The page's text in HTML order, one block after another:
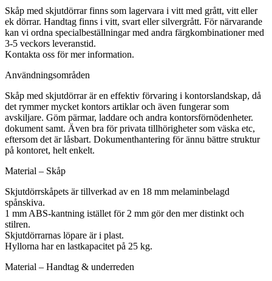
Skåp med skjutdörrar finns som lagervara i vitt med grått, vitt eller
ek dörrar. Handtag finns i vitt, svart eller silvergrått. För närvarande
kan vi ordna specialbeställningar med andra färgkombinationer med
3-5 veckors leveranstid.
Kontakta oss för mer information.
Användningsområden
Skåp med skjutdörrar är en effektiv förvaring i kontorslandskap, då
det rymmer mycket kontors artiklar och även fungerar som
avskiljare. Göm pärmar, laddare och andra kontorsförnödenheter.
dokument samt. Även bra för privata tillhörigheter som väska etc,
eftersom det är låsbart. Dokumenthantering för ännu bättre struktur
på kontoret, helt enkelt.
Material – Skåp
Skjutdörrskåpets är tillverkad av en 18 mm melaminbelagd
spånskiva.
1 mm ABS-kantning istället för 2 mm gör den mer distinkt och
stilren.
Skjutdörrarnas löpare är i plast.
Hyllorna har en lastkapacitet på 25 kg.
Material – Handtag & underreden